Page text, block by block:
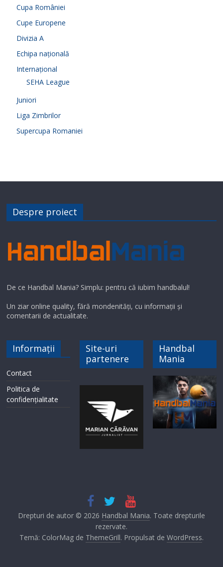
Cupa României
Cupe Europene
Divizia A
Echipa națională
Internațional
SEHA League
Juniori
Liga Zimbrilor
Supercupa Romaniei
Despre proiect
De ce Handbal Mania? Simplu: pentru că iubim handbalul!
Un ziar online quality, fără mondenități, cu informații și
comentarii de actualitate.
Informații
Contact
Politica de
confidențialitate
Site-uri
partenere
Handbal
Mania
Drepturi de autor © 2026 Handbal Mania. Toate drepturile
rezervate.
Temă: ColorMag de ThemeGrill. Propulsat de WordPress.